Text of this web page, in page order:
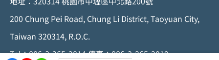
200 Chung Pei Road, Chung Li District, Taoyuan City,
Taiwan 320314, R.O.C.
Tel：886-3-265-2014 傳真：886-3-265-2019